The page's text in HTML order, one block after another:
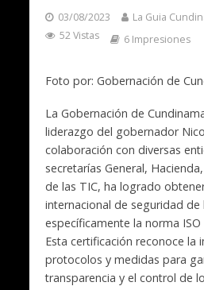
03/08/2023
La Guia
52 Vistas
6 Impresiones
Foto por: Gobernación de
La Gobernación de
liderazgo del gobernador
colaboración con diversas
secretarías General,
de las TIC, ha logrado
internacional de seguridad de
específicamente la norma
Esta certificación reconoce la
protocolos y medidas para
transparencia y el control de